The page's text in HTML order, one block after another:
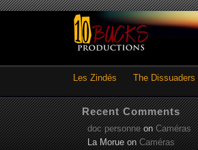
Les Zindés The Dissuaders
Recent Comments
doc personneonCaméras
La MorueonCaméras